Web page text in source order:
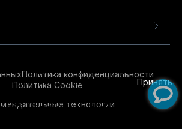
Политика конфиденциальности
Политика Cookie
технологии
Продолжая использовать
с использованием
дополнительной
Принять